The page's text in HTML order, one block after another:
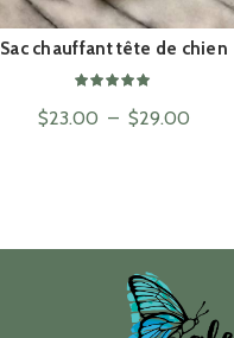
ACHAT RAPIDE
Sac chauffant tête de chien
$23.00 – $29.00